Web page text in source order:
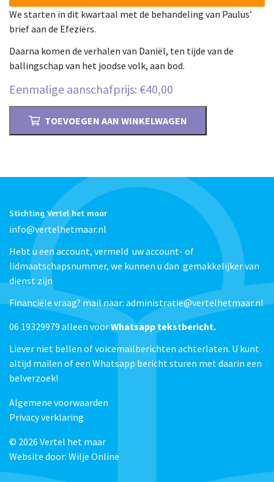
We starten in dit kwartaal met de behandeling van Paulus’
brief aan de Efeziërs.
Daarna komen de verhalen van Daniël, ten tijde van de
ballingschap van het joodse volk, aan bod.
Eenmalige aanschafprijs: €40,00
TOEVOEGEN AAN WINKELWAGEN
Stichting Vertel het maar
info@vertelhetmaar.nl
Hebt u een account, vermeld uw account- of
lidmaatschapsnummer, we kunnen u dan gemakkelijker van
dienst zijn
Financiële vraag? mail naar: administratie@vertelhetmaar.nl
06 19329979 alleen voorWhatsapp tekstbericht.
Liever niet bellen of voicemailberichten achterlaten. U kunt
altijd mailen of een Whatsapp bericht sturen met daarin een
belverzoek!
Algemene voorwaarden
Privacy verklaring
© 2026 Vertel het maar
Website door: Wilje Online